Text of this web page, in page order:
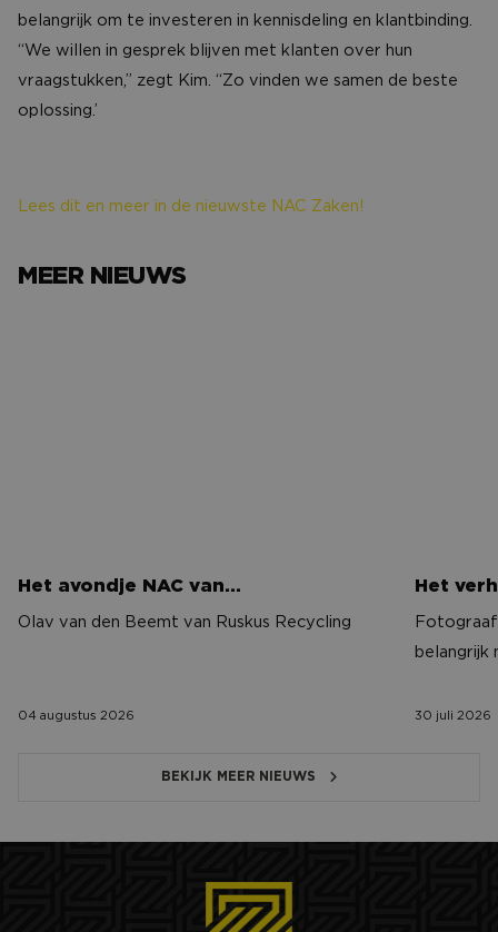
belangrijk om te investeren in kennisdeling en klantbinding.
“We willen in gesprek blijven met klanten over hun
vraagstukken,” zegt Kim. “Zo vinden we samen de beste
oplossing.’
Lees dit en meer in de nieuwste NAC Zaken!
MEER NIEUWS
Het avondje NAC van…
Olav van den Beemt van Ruskus Recycling
04 augustus 2026
Het
belangrijk
30 juli 2026
BEKIJK MEER NIEUWS